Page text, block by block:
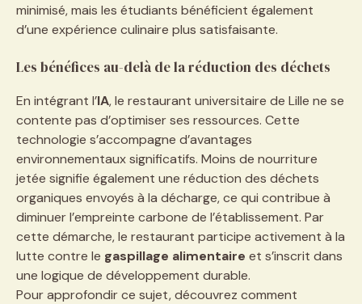
minimisé, mais les étudiants bénéficient également
d’une expérience culinaire plus satisfaisante.
Les bénéfices au-delà de la réduction des déchets
En intégrant l’IA, le restaurant universitaire de Lille ne se
contente pas d’optimiser ses ressources. Cette
technologie s’accompagne d’avantages
environnementaux significatifs. Moins de nourriture
jetée signifie également une réduction des déchets
organiques envoyés à la décharge, ce qui contribue à
diminuer l’empreinte carbone de l’établissement. Par
cette démarche, le restaurant participe activement à la
lutte contre le gaspillage alimentaire et s’inscrit dans
une logique de développement durable.
Pour approfondir ce sujet, découvrez comment